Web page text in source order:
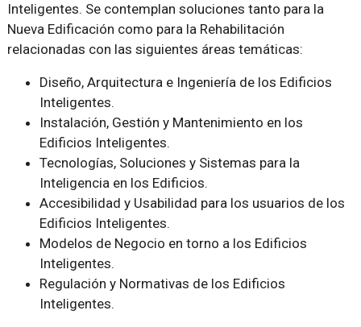
Inteligentes. Se contemplan soluciones tanto para la
Nueva Edificación como para la Rehabilitación
relacionadas con las siguientes áreas temáticas:
Diseño, Arquitectura e Ingeniería de los Edificios
Inteligentes.
Instalación, Gestión y Mantenimiento en los
Edificios Inteligentes.
Tecnologías, Soluciones y Sistemas para la
Inteligencia en los Edificios.
Accesibilidad y Usabilidad para los usuarios de los
Edificios Inteligentes.
Modelos de Negocio en torno a los Edificios
Inteligentes.
Regulación y Normativas de los Edificios
Inteligentes.